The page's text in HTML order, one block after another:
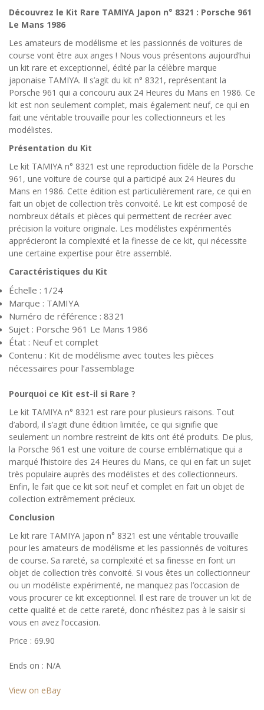
Découvrez le Kit Rare TAMIYA Japon n° 8321 : Porsche 961
Le Mans 1986
Les amateurs de modélisme et les passionnés de voitures de
course vont être aux anges ! Nous vous présentons aujourd’hui
un kit rare et exceptionnel, édité par la célèbre marque
japonaise TAMIYA. Il s’agit du kit n° 8321, représentant la
Porsche 961 qui a concouru aux 24 Heures du Mans en 1986. Ce
kit est non seulement complet, mais également neuf, ce qui en
fait une véritable trouvaille pour les collectionneurs et les
modélistes.
Présentation du Kit
Le kit TAMIYA n° 8321 est une reproduction fidèle de la Porsche
961, une voiture de course qui a participé aux 24 Heures du
Mans en 1986. Cette édition est particulièrement rare, ce qui en
fait un objet de collection très convoité. Le kit est composé de
nombreux détails et pièces qui permettent de recréer avec
précision la voiture originale. Les modélistes expérimentés
apprécieront la complexité et la finesse de ce kit, qui nécessite
une certaine expertise pour être assemblé.
Caractéristiques du Kit
Échelle : 1/24
Marque : TAMIYA
Numéro de référence : 8321
Sujet : Porsche 961 Le Mans 1986
État : Neuf et complet
Contenu : Kit de modélisme avec toutes les pièces
nécessaires pour l’assemblage
Pourquoi ce Kit est-il si Rare ?
Le kit TAMIYA n° 8321 est rare pour plusieurs raisons. Tout
d’abord, il s’agit d’une édition limitée, ce qui signifie que
seulement un nombre restreint de kits ont été produits. De plus,
la Porsche 961 est une voiture de course emblématique qui a
marqué l’histoire des 24 Heures du Mans, ce qui en fait un sujet
très populaire auprès des modélistes et des collectionneurs.
Enfin, le fait que ce kit soit neuf et complet en fait un objet de
collection extrêmement précieux.
Conclusion
Le kit rare TAMIYA Japon n° 8321 est une véritable trouvaille
pour les amateurs de modélisme et les passionnés de voitures
de course. Sa rareté, sa complexité et sa finesse en font un
objet de collection très convoité. Si vous êtes un collectionneur
ou un modéliste expérimenté, ne manquez pas l’occasion de
vous procurer ce kit exceptionnel. Il est rare de trouver un kit de
cette qualité et de cette rareté, donc n’hésitez pas à le saisir si
vous en avez l’occasion.
Price : 69.90
Ends on : N/A
View on eBay